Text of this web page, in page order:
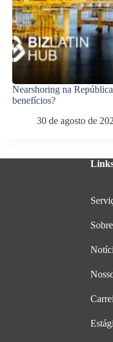
Nearshoring na
benefícios?
30 de agosto de